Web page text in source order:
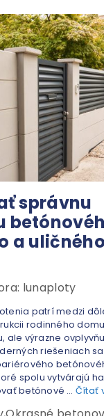
správnu
a uličného
lunaploty
patrí medzi
rodinného
ale výrazne
riešeniach
spolu vytvárajú
betónové … Čítať